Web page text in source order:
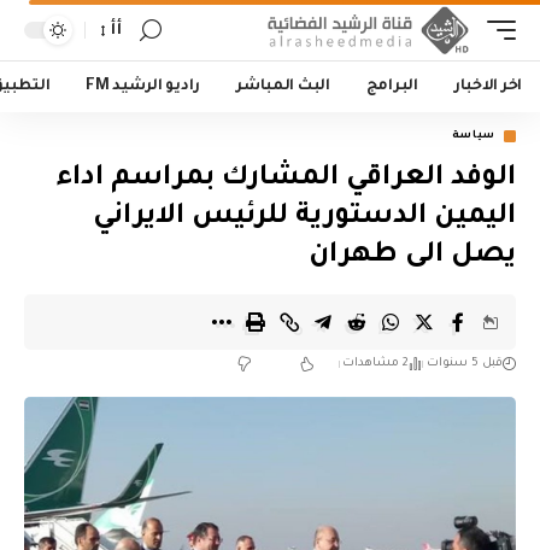
أأ
اخر الاخبار البرامج البث المباشر راديو الرشيد FM
سياسة
الوفد العراقي المشارك بمراسم اداء
اليمين الدستورية للرئيس الايراني
يصل الى طهران
قبل 5 سنوات 2 مشاهدات